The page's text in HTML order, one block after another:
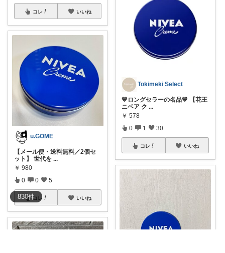
830件
コレ いいね
u.GOME
【メール便・送料無料／2個セ
ット】 世代を ...
￥ 980
0 0 5
コレ いいね
Tokimeki Select
💙ロングセラーの名品💙 【花王
ニベア ク ...
￥ 578
0 1 30
コレ いいね